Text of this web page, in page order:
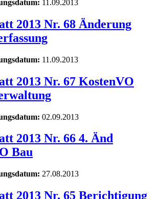
11.09.2013
2013 Nr. 68 Änderung
11.09.2013
2013 Nr. 67 KostenVO
02.09.2013
2013 Nr. 66 4. Änd
Bau
27.08.2013
2013 Nr. 65 Berichtigung